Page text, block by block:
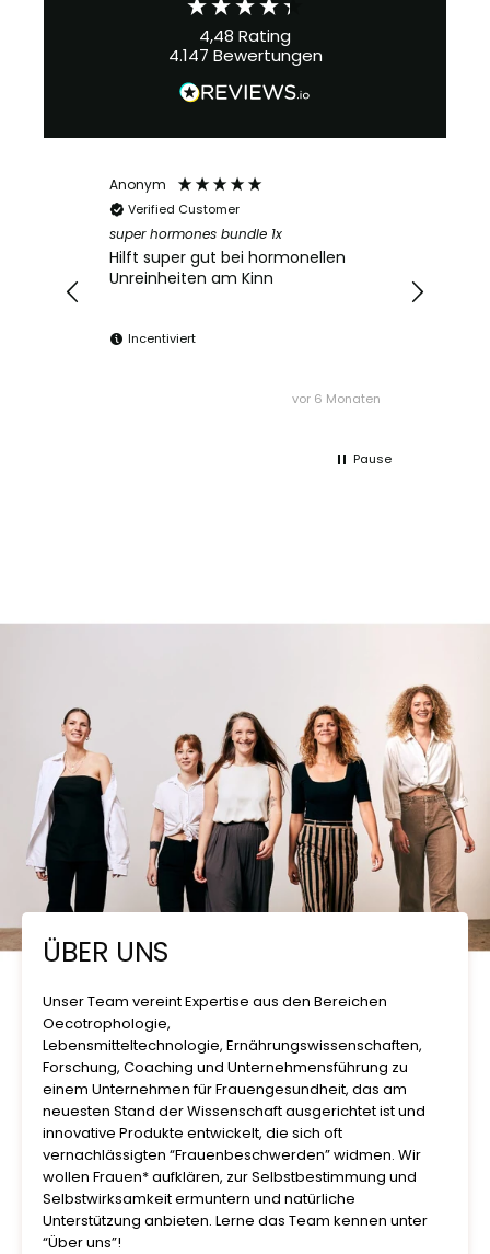
4,48 Rating
4.147 Bewertungen
Anonym
Verified Customer
super hormones bundle 1x
Hilft super gut bei hormonellen
Unreinheiten am Kinn
Incentiviert
vor 6 Monaten
Pause
ÜBER UNS
Unser Team vereint Expertise aus den Bereichen
Oecotrophologie,
Lebensmitteltechnologie, Ernährungswissenschaften,
Forschung, Coaching und Unternehmensführung zu
einem Unternehmen für Frauengesundheit, das am
neuesten Stand der Wissenschaft ausgerichtet ist und
innovative Produkte entwickelt, die sich oft
vernachlässigten “Frauenbeschwerden” widmen. Wir
wollen Frauen* aufklären, zur Selbstbestimmung und
Selbstwirksamkeit ermuntern und natürliche
Unterstützung anbieten. Lerne das Team kennen unter
“Über uns”!